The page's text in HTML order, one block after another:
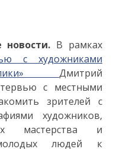
В рамках
с художниками
Дмитрий
с местными
зрителей с
художников,
мастерства и
людей к